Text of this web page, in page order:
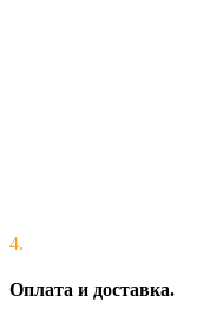
4.
Оплата и доставка.